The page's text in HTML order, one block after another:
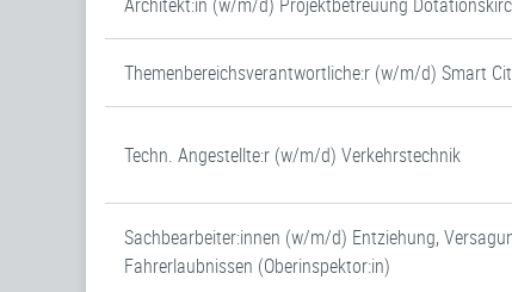
Themenbereichsverantwortliche:r (w/m/d) Smart
Techn. Angestellte:r (w/m/d) Verkehrstechnik
Sachbearbeiter:innen (w/m/d) Entziehung,
Fahrerlaubnissen (Oberinspektor:in)